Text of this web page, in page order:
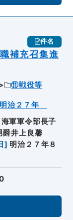
件名
補充召集進
⑪戦役等
治２７年
軍軍令部長子
爵井上良馨
] 明治２７年８